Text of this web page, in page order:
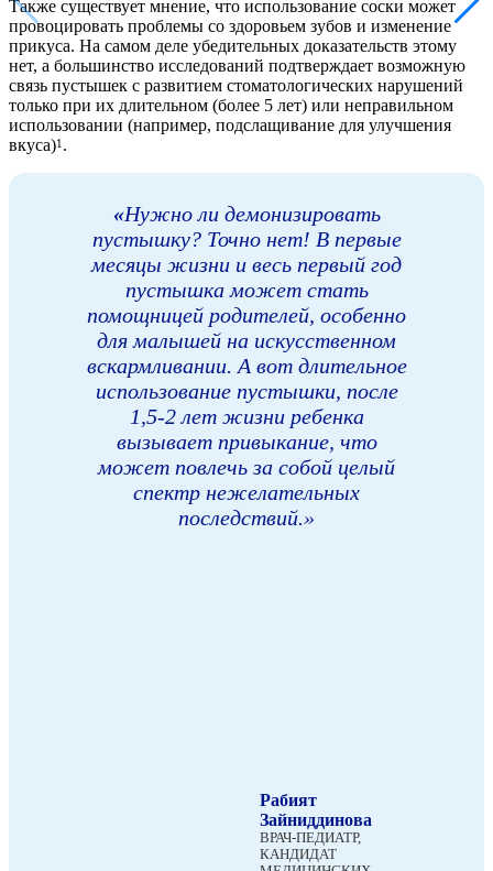
Также существует мнение, что использование соски может
провоцировать проблемы со здоровьем зубов и изменение
прикуса. На самом деле убедительных доказательств этому
нет, а большинство исследований подтверждает возможную
связь пустышек с развитием стоматологических нарушений
только при их длительном (более 5 лет) или неправильном
использовании (например, подслащивание для улучшения
вкуса)1 .
«Нужно ли демонизировать
пустышку? Точно нет! В первые
месяцы жизни и весь первый год
пустышка может стать
помощницей родителей, особенно
для малышей на искусственном
вскармливании. А вот длительное
использование пустышки, после
1,5-2 лет жизни ребенка
вызывает привыкание, что
может повлечь за собой целый
спектр нежелательных
последствий.»
Рабият
Зайниддинова
ВРАЧ-ПЕДИАТР,
КАНДИДАТ